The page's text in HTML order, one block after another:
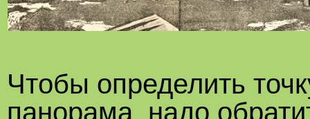
Чтобы определить
панорама, надо